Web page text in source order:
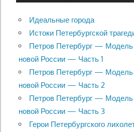
Идеальные города
Истоки Петербургской
Петров Петербург — Модель
новой России — Часть 1
Петров Петербург — Модель
новой России — Часть 2
Петров Петербург — Модель
новой России — Часть 3
Герои Петербургского